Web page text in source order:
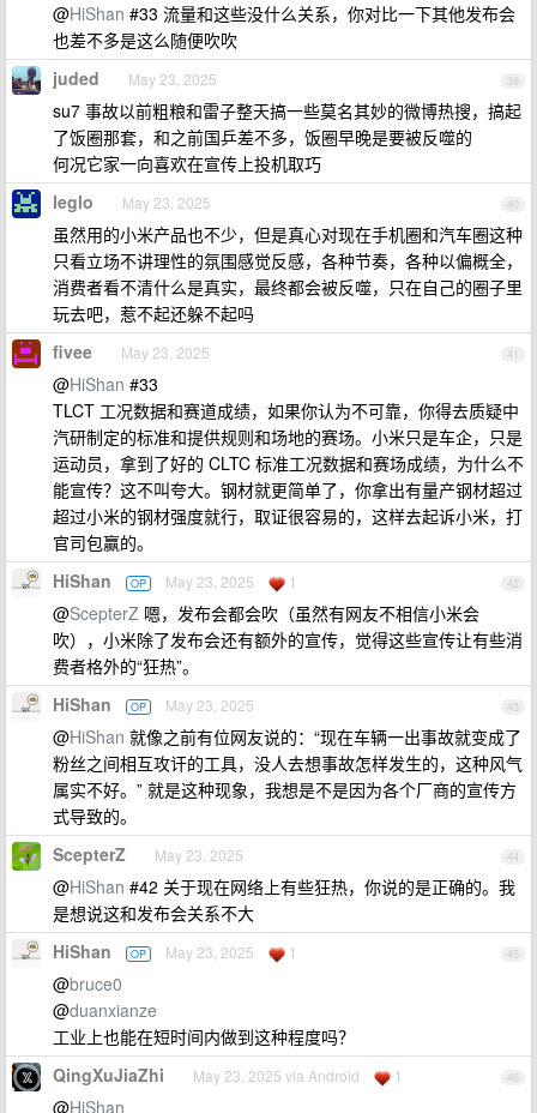
@HiShan #33 流量和这些没什么关系，你对比一下其他发布会
也差不多是这么随便吹吹
39
juded May 23, 2025
su7 事故以前粗粮和雷子整天搞一些莫名其妙的微博热搜，搞起
了饭圈那套，和之前国乒差不多，饭圈早晚是要被反噬的
何况它家一向喜欢在宣传上投机取巧
40
leglo May 23, 2025
虽然用的小米产品也不少，但是真心对现在手机圈和汽车圈这种
只看立场不讲理性的氛围感觉反感，各种节奏，各种以偏概全，
消费者看不清什么是真实，最终都会被反噬，只在自己的圈子里
玩去吧，惹不起还躲不起吗
41
fivee May 23, 2025
@HiShan #33
TLCT 工况数据和赛道成绩，如果你认为不可靠，你得去质疑中
汽研制定的标准和提供规则和场地的赛场。小米只是车企，只是
运动员，拿到了好的 CLTC 标准工况数据和赛场成绩，为什么不
能宣传？这不叫夸大。钢材就更简单了，你拿出有量产钢材超过
超过小米的钢材强度就行，取证很容易的，这样去起诉小米，打
官司包赢的。
42
HiShan OP May 23, 2025 1
@ScepterZ 嗯，发布会都会吹（虽然有网友不相信小米会
吹），小米除了发布会还有额外的宣传，觉得这些宣传让有些消
费者格外的“狂热”。
43
HiShan OP May 23, 2025
@HiShan 就像之前有位网友说的：“现在车辆一出事故就变成了
粉丝之间相互攻讦的工具，没人去想事故怎样发生的，这种风气
属实不好。” 就是这种现象，我想是不是因为各个厂商的宣传方
式导致的。
44
ScepterZ May 23, 2025
@HiShan #42 关于现在网络上有些狂热，你说的是正确的。我
是想说这和发布会关系不大
45
HiShan OP May 23, 2025 1
@bruce0
@duanxianze
工业上也能在短时间内做到这种程度吗？
46
QingXuJiaZhi May 23, 2025 via Android 1
@HiShan